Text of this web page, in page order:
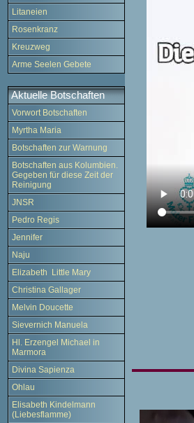
Litaneien
Rosenkranz
Kreuzweg
Arme Seelen Gebete
Aktuelle Botschaften
Vorwort Botschaften
Myrtha Maria
Botschaften zur Warnung
Botschaften aus Kolumbien.
Gegeben für diese Zeit der
Reinigung
JNSR
Pedro Regis
Jennifer
Naju
Elizabeth Little Mary
Christina Gallager
Melvin Doucette
Sievernich Manuela
Hl. Erzengel Michael in
Marmora
Divina Sapienza
Ohlau
Elisabeth Kindelmann
(Liebesflamme)